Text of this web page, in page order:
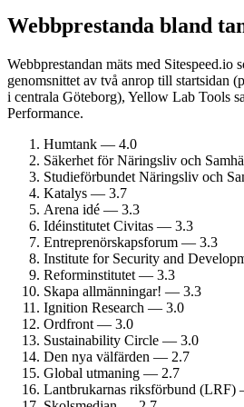
Webbprestanda bland
Webbprestandan mäts med Sitespeed.io
genomsnittet av två anrop till startsidan
i centrala Göteborg), Yellow Lab Tools
Performance.
Humtank — 4.0
Säkerhet för Näringsliv och
Studie­förbundet Näringsliv och
Katalys — 3.7
Arena idé — 3.3
Idéinstitutet Civitas — 3.3
Entreprenörskaps­forum — 3.3
Institute for Security and
Reform­institutet — 3.3
Skapa allmänningar! — 3.3
Ignition Research — 3.0
Ordfront — 3.0
Sustainability Circle — 3.0
Den nya välfärden — 2.7
Global utmaning — 2.7
Lantbrukarnas riksförbund